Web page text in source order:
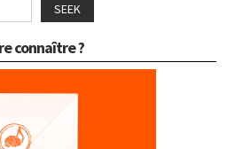
SEEK
connaître ?